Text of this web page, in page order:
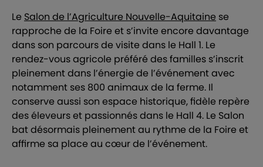
Le Salon de l’Agriculture Nouvelle-Aquitaine se
rapproche de la Foire et s’invite encore davantage
dans son parcours de visite dans le Hall 1. Le
rendez-vous agricole préféré des familles s’inscrit
pleinement dans l’énergie de l’événement avec
notamment ses 800 animaux de la ferme. Il
conserve aussi son espace historique, fidèle repère
des éleveurs et passionnés dans le Hall 4. Le Salon
bat désormais pleinement au rythme de la Foire et
affirme sa place au cœur de l’événement.